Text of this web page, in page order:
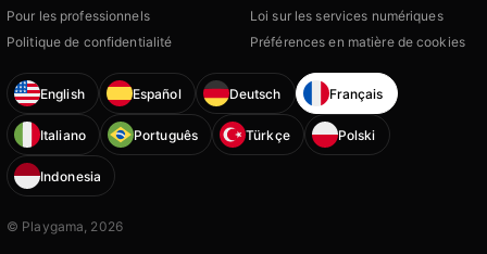
Pour les professionnels
Politique de confidentialité
Loi sur les services numériques
Préférences en matière de cookies
English Español Deutsch Français
Italiano Português Türkçe Polski
Indonesia
© Playgama, 2026